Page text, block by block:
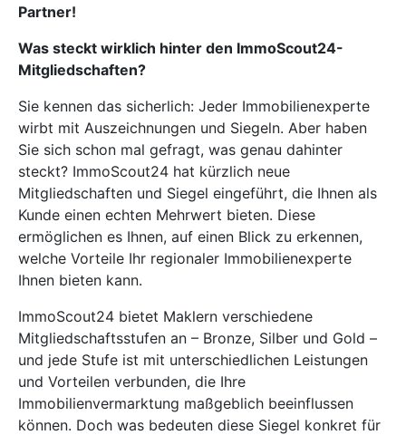
Partner!
Was steckt wirklich hinter den ImmoScout24-
Mitgliedschaften?
Sie kennen das sicherlich: Jeder Immobilienexperte
wirbt mit Auszeichnungen und Siegeln. Aber haben
Sie sich schon mal gefragt, was genau dahinter
steckt? ImmoScout24 hat kürzlich neue
Mitgliedschaften und Siegel eingeführt, die Ihnen als
Kunde einen echten Mehrwert bieten. Diese
ermöglichen es Ihnen, auf einen Blick zu erkennen,
welche Vorteile Ihr regionaler Immobilienexperte
Ihnen bieten kann.
ImmoScout24 bietet Maklern verschiedene
Mitgliedschaftsstufen an – Bronze, Silber und Gold –
und jede Stufe ist mit unterschiedlichen Leistungen
und Vorteilen verbunden, die Ihre
Immobilienvermarktung maßgeblich beeinflussen
können. Doch was bedeuten diese Siegel konkret für